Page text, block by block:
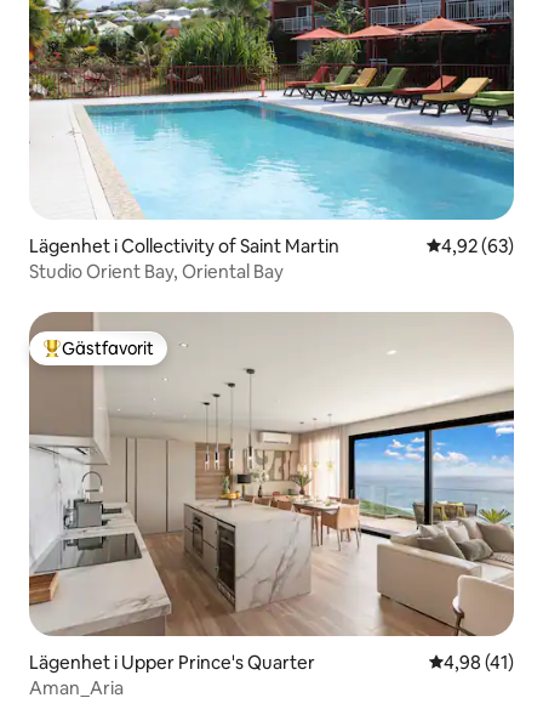
Lägenhet i Collectivity of Saint Martin 4,92 av 5 i
4,92 (63)
Studio Orient Bay, Oriental Bay
Populär gästfavorit
Gästfavorit
Lägenhet i Upper Prince's Quarter 4,98 av 5 i
4,98 (41)
Aman_Aria